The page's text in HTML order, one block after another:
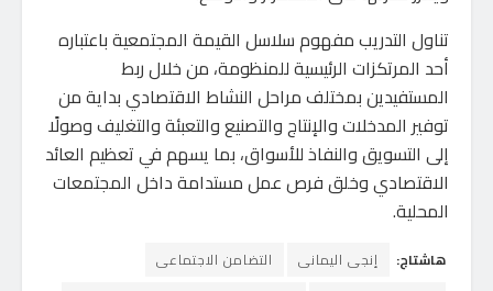
تناول التدريب مفهوم سلاسل القيمة المجتمعية باعتباره
أحد المرتكزات الرئيسية للمنظومة، من خلال ربط
المستفيدين بمختلف مراحل النشاط الاقتصادي بداية من
توفير المدخلات والإنتاج والتصنيع والتعبئة والتغليف وصولًا
إلى التسويق والنفاذ للأسواق، بما يسهم في تعظيم العائد
الاقتصادي وخلق فرص عمل مستدامة داخل المجتمعات
المحلية.
هاشتاج: إنجى اليمانى
التضامن الاجتماعى